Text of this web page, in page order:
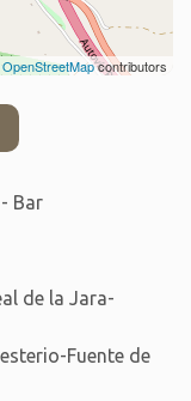
OpenStreetMapcontributors
Bar
de la Jara-
Fuente de